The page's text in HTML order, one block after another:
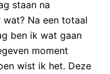
staan na
wat? Na een totaal
ben ik wat gaan
moment
wist ik het. Deze